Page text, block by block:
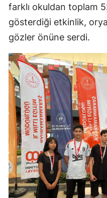
farklı okuldan toplam
gösterdiği etkinlik,
gözler önüne serdi.